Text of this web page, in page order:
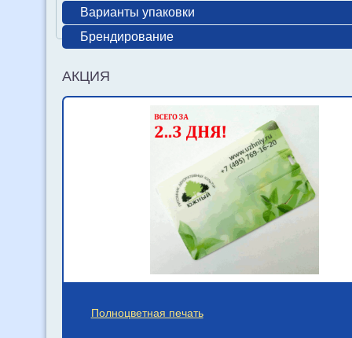
Варианты упаковки
Брендирование
АКЦИЯ
Полноцветная печать